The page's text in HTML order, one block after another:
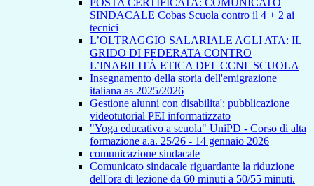
POSTA CERTIFICATA: COMUNICATO
SINDACALE Cobas Scuola contro il 4 + 2 ai
tecnici
L’OLTRAGGIO SALARIALE AGLI ATA: IL
GRIDO DI FEDERATA CONTRO
L’INABILITÀ ETICA DEL CCNL SCUOLA
Insegnamento della storia dell'emigrazione
italiana as 2025/2026
Gestione alunni con disabilita': pubblicazione
videotutorial PEI informatizzato
"Yoga educativo a scuola" UniPD - Corso di alta
formazione a.a. 25/26 - 14 gennaio 2026
comunicazione sindacale
Comunicato sindacale riguardante la riduzione
dell'ora di lezione da 60 minuti a 50/55 minuti.